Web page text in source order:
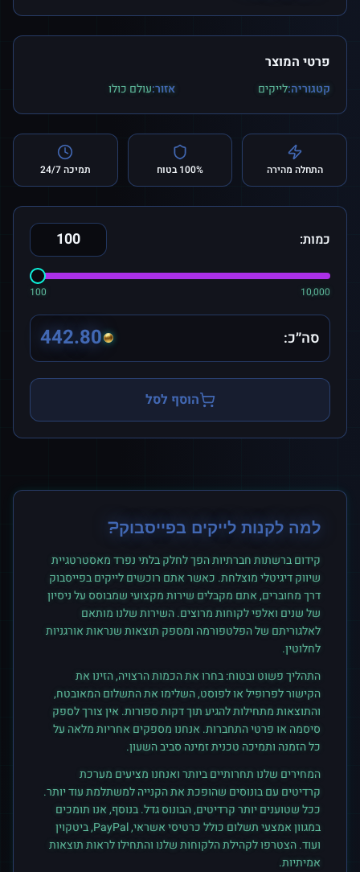
פרטי המוצר
קטגוריה:לייקים אזור:עולם כולו
התחלה מהירה 100% בטוח תמיכה 24/7
כמות:
100 10,000
סה״כ: 442.80
הוסף לסל
למה לקנות לייקים בפייסבוק?
קידום ברשתות חברתיות הפך לחלק בלתי נפרד מאסטרטגיית
שיווק דיגיטלי מוצלחת. כאשר אתם רוכשיםלייקיםבפייסבוק
דרך מחוברים, אתם מקבלים שירות מקצועי שמבוסס על ניסיון
של שנים ואלפי לקוחות מרוצים. השירות שלנו מותאם
לאלגוריתם של הפלטפורמה ומספק תוצאות שנראות אורגניות
לחלוטין.
התהליך פשוט ובטוח: בחרו את הכמות הרצויה, הזינו את
הקישור לפרופיל או לפוסט, השלימו את התשלום המאובטח,
והתוצאות מתחילות להגיע תוך דקות ספורות. אין צורך לספק
סיסמה או פרטי התחברות. אנחנו מספקים אחריות מלאה על
כל הזמנה ותמיכה טכנית זמינה סביב השעון.
המחירים שלנו תחרותיים ביותר ואנחנו מציעים מערכת
קרדיטים עם בונוסים שהופכת את הקנייה למשתלמת עוד יותר.
ככל שטוענים יותר קרדיטים, הבונוס גדל. בנוסף, אנו תומכים
במגוון אמצעי תשלום כולל כרטיסי אשראי, PayPal, ביטקוין
ועוד. הצטרפו לקהילת הלקוחות שלנו והתחילו לראות תוצאות
אמיתיות.